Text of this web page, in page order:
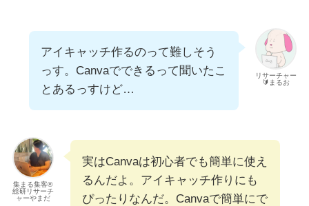
リサーチャー
🔰まるお
アイキャッチ作るのって難しそう
っす。Canvaでできるって聞いたこ
とあるっすけど…
集まる集客®
総研リサーチ
ャーやまだ
実はCanvaは初心者でも簡単に使え
るんだよ。アイキャッチ作りにも
ぴったりなんだ。Canvaで簡単にで